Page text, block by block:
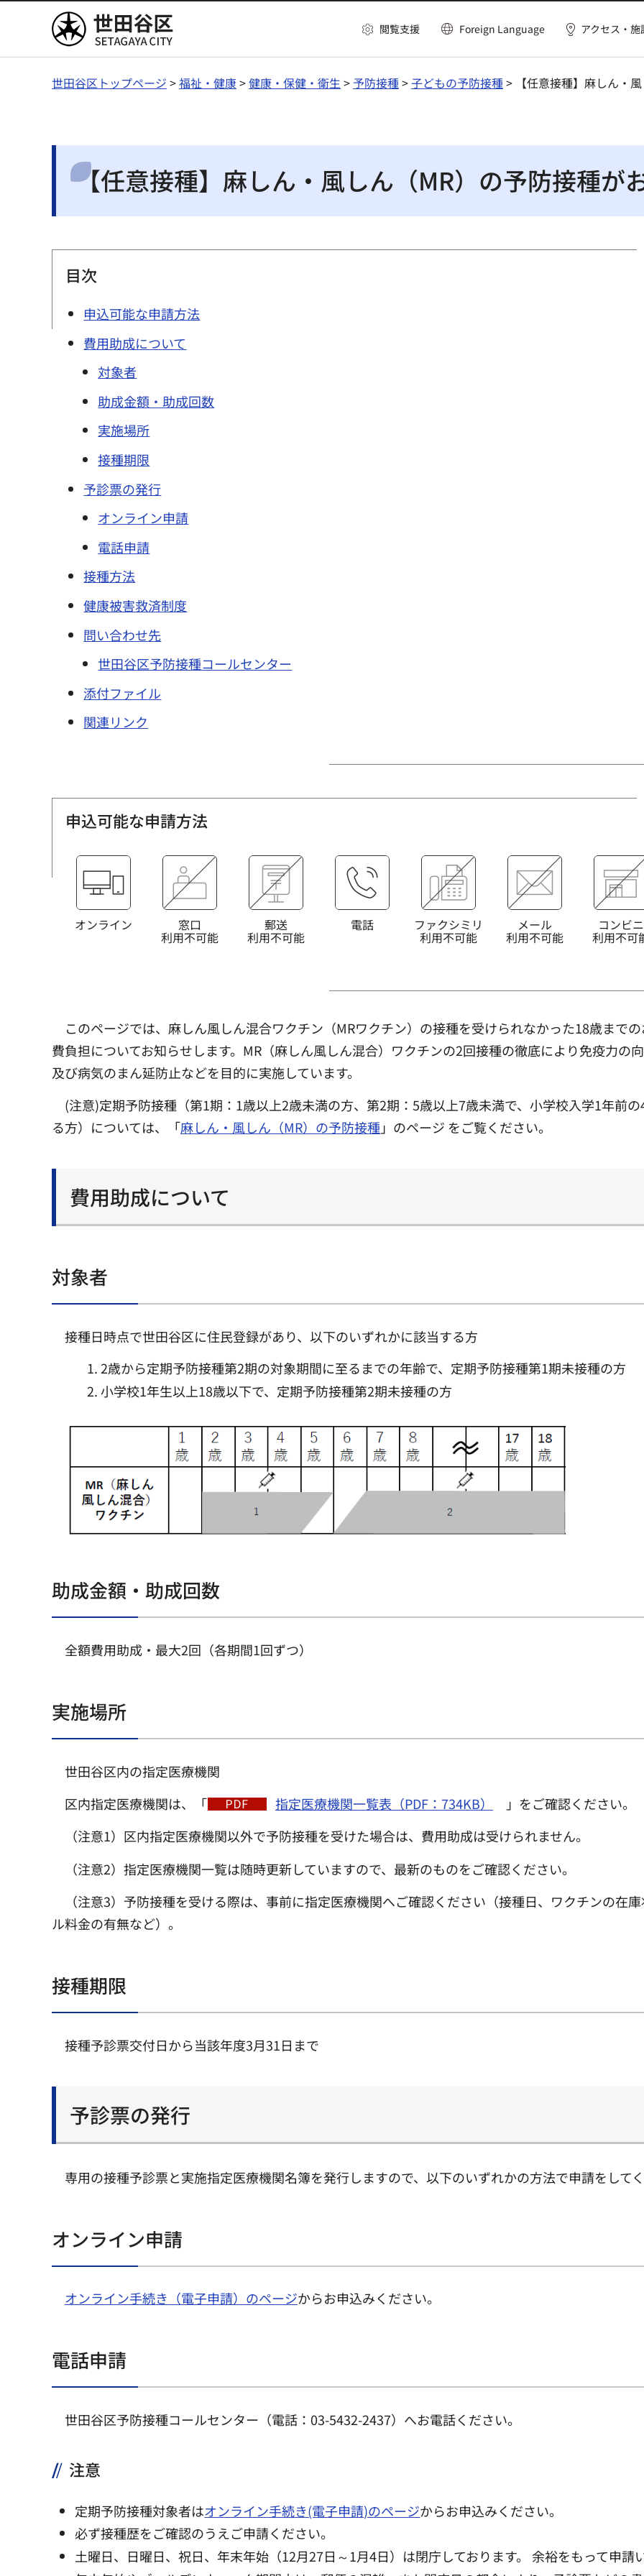
世田谷区 閲覧支援 Foreign Language アクセス・施
世田谷区トップページ >福祉・健康>健康・保健・衛生 >予防接種 >子どもの予防接種 > 【任意接種】麻しん・
【任意接種】麻しん・風しん（MR）の予防接種が
目次
申込可能な申請方法
費用助成について
対象者
助成金額・助成回数
実施場所
接種期限
予診票の発行
オンライン申請
電話申請
接種方法
健康被害救済制度
問い合わせ先
世田谷区予防接種コールセンター
添付ファイル
関連リンク
申込可能な申請方法
オンライン 窓口
利用不可能
郵送
利用不可能
電話 ファクシミリ
利用不可能
メール
利用不可能
コンビニ
利用不可
このページでは、麻しん風しん混合ワクチン（MRワクチン）の接種を受けられなかった18歳まで
費負担についてお知らせします。MR（麻しん風しん混合）ワクチンの2回接種の徹底により免疫力の
及び病気のまん延防止などを目的に実施しています。
(注意)定期予防接種（第1期：1歳以上2歳未満の方、第2期：5歳以上7歳未満で、小学校入学1年前
る方）については、「麻しん・風しん（MR）の予防接種 」のページ をご覧ください。
費用助成について
対象者
接種日時点で世田谷区に住民登録があり、以下のいずれかに該当する方
2歳から定期予防接種第2期の対象期間に至るまでの年齢で、定期予防接種第1期未接種の方
小学校1年生以上18歳以下で、定期予防接種第2期未接種の方
助成金額・助成回数
全額費用助成・最大2回（各期間1回ずつ）
実施場所
世田谷区内の指定医療機関
区内指定医療機関は、「
指定医療機関一覧表（PDF：734KB）
」をご確認ください。
（注意1）区内指定医療機関以外で予防接種を受けた場合は、費用助成は受けられません。
（注意2）指定医療機関一覧は随時更新していますので、最新のものをご確認ください。
（注意3）予防接種を受ける際は、事前に指定医療機関へご確認ください（接種日、ワクチンの在
ル料金の有無など）。
接種期限
接種予診票交付日から当該年度3月31日まで
予診票の発行
専用の接種予診票と実施指定医療機関名簿を発行しますので、以下のいずれかの方法で申請をして
オンライン申請
オンライン手続き（電子申請）のページからお申込みください。
電話申請
世田谷区予防接種コールセンター（電話：03-5432-2437）へお電話ください。
注意
定期予防接種対象者はオンライン手続き(電子申請)のページからお申込みください。
必ず接種歴をご確認のうえご申請ください。
土曜日、日曜日、祝日、年末年始（12月27日～1月4日）は閉庁しております。 余裕をもって申請